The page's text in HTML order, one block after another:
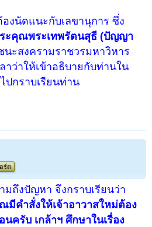
งนัดแนะกับเลขานุการ ซึ่ง
ะคุณพระเทพรัตนสุธี (ปัญญา
นะสงครามราชวรมหาวิหาร
าว่าให้เข้าอธิบายกับท่านใน
ปกราบเรียนท่าน
ร์ด
ถึงปัญหา จึงกราบเรียนว่า
มีคำสั่งให้เจ้าอาวาสใหม่ต้อง
นครับ เกล้าฯ ศึกษาในเรื่อง